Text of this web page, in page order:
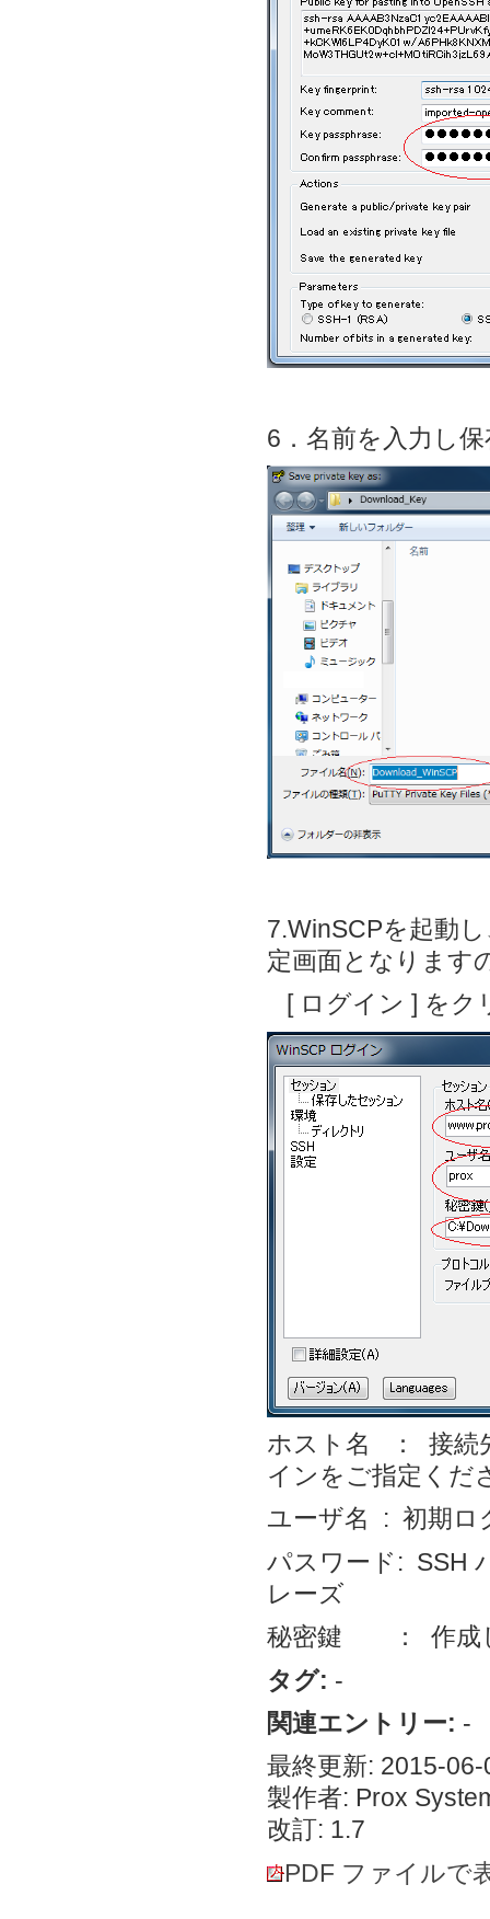
6．名前を入力し
7.WinSCPを起動
定画面となります
[ ログイン ] をク
ホスト名 ： 接続
インをご指定くだ
ユーザ名 : 初期ロ
パスワード: SSH
レーズ
秘密鍵 ： 作成
タグ: -
関連エントリー: -
最終更新: 2015-
製作者: Prox
改訂: 1.7
PDF ファイルで